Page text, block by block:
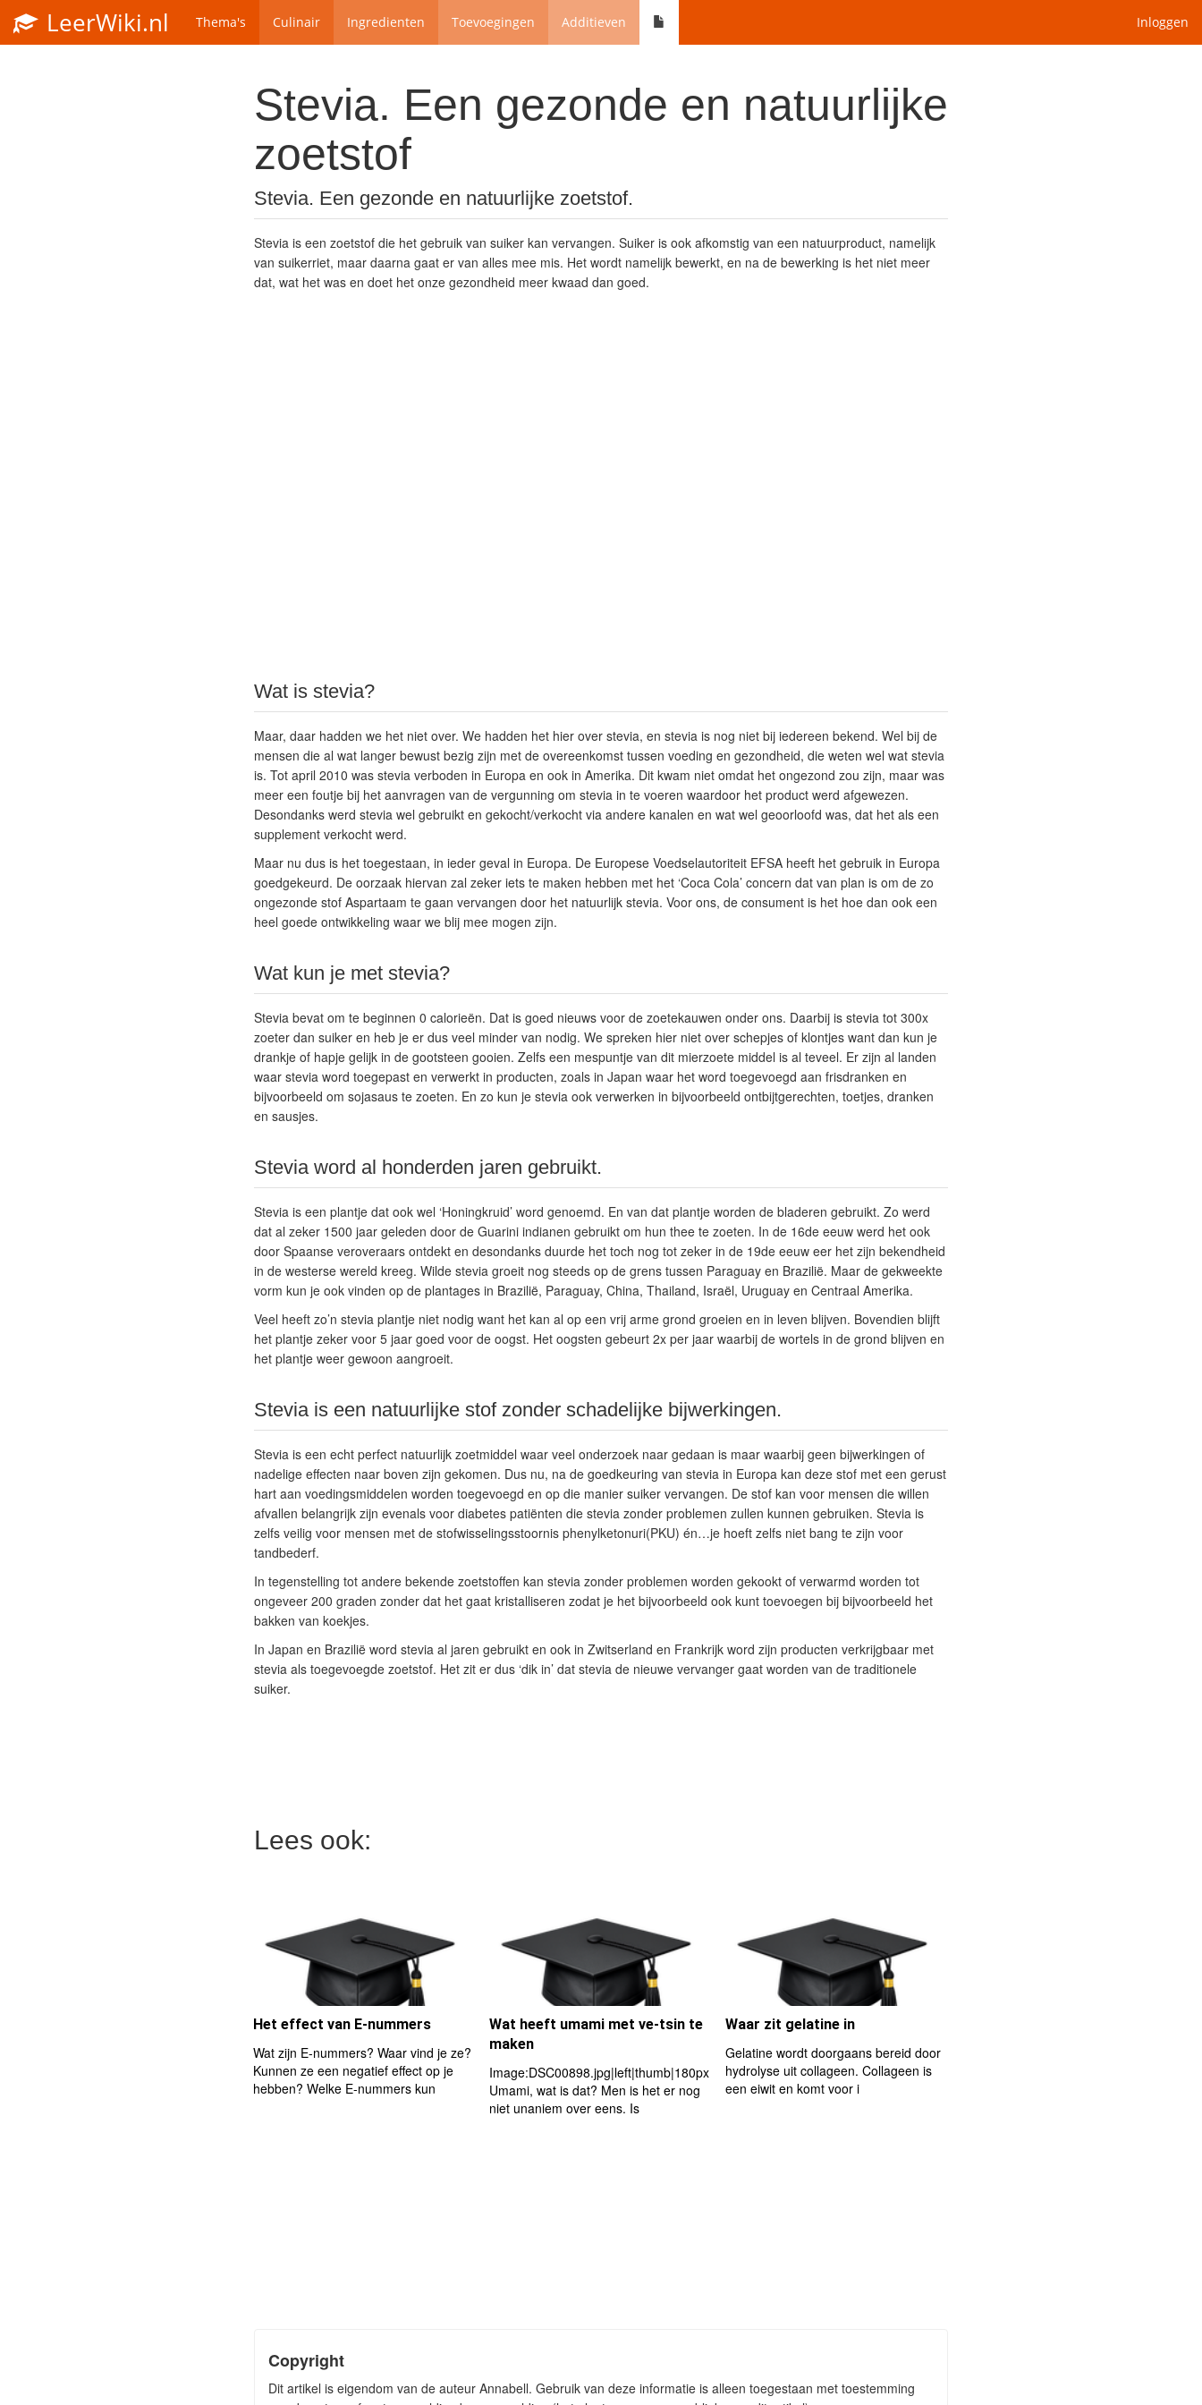
LeerWiki.nl Thema's Culinair Ingredienten Toevoegingen Additieven Inloggen
Stevia. Een gezonde en natuurlijke
zoetstof
Stevia. Een gezonde en natuurlijke zoetstof.
Stevia is een zoetstof die het gebruik van suiker kan vervangen. Suiker is ook afkomstig van een natuurproduct, namelijk
van suikerriet, maar daarna gaat er van alles mee mis. Het wordt namelijk bewerkt, en na de bewerking is het niet meer
dat, wat het was en doet het onze gezondheid meer kwaad dan goed.
Wat is stevia?
Maar, daar hadden we het niet over. We hadden het hier over stevia, en stevia is nog niet bij iedereen bekend. Wel bij de
mensen die al wat langer bewust bezig zijn met de overeenkomst tussen voeding en gezondheid, die weten wel wat stevia
is. Tot april 2010 was stevia verboden in Europa en ook in Amerika. Dit kwam niet omdat het ongezond zou zijn, maar was
meer een foutje bij het aanvragen van de vergunning om stevia in te voeren waardoor het product werd afgewezen.
Desondanks werd stevia wel gebruikt en gekocht/verkocht via andere kanalen en wat wel geoorloofd was, dat het als een
supplement verkocht werd.
Maar nu dus is het toegestaan, in ieder geval in Europa. De Europese Voedselautoriteit EFSA heeft het gebruik in Europa
goedgekeurd. De oorzaak hiervan zal zeker iets te maken hebben met het ‘Coca Cola’ concern dat van plan is om de zo
ongezonde stof Aspartaam te gaan vervangen door het natuurlijk stevia. Voor ons, de consument is het hoe dan ook een
heel goede ontwikkeling waar we blij mee mogen zijn.
Wat kun je met stevia?
Stevia bevat om te beginnen 0 calorieën. Dat is goed nieuws voor de zoetekauwen onder ons. Daarbij is stevia tot 300x
zoeter dan suiker en heb je er dus veel minder van nodig. We spreken hier niet over schepjes of klontjes want dan kun je
drankje of hapje gelijk in de gootsteen gooien. Zelfs een mespuntje van dit mierzoete middel is al teveel. Er zijn al landen
waar stevia word toegepast en verwerkt in producten, zoals in Japan waar het word toegevoegd aan frisdranken en
bijvoorbeeld om sojasaus te zoeten. En zo kun je stevia ook verwerken in bijvoorbeeld ontbijtgerechten, toetjes, dranken
en sausjes.
Stevia word al honderden jaren gebruikt.
Stevia is een plantje dat ook wel ‘Honingkruid’ word genoemd. En van dat plantje worden de bladeren gebruikt. Zo werd
dat al zeker 1500 jaar geleden door de Guarini indianen gebruikt om hun thee te zoeten. In de 16de eeuw werd het ook
door Spaanse veroveraars ontdekt en desondanks duurde het toch nog tot zeker in de 19de eeuw eer het zijn bekendheid
in de westerse wereld kreeg. Wilde stevia groeit nog steeds op de grens tussen Paraguay en Brazilië. Maar de gekweekte
vorm kun je ook vinden op de plantages in Brazilië, Paraguay, China, Thailand, Israël, Uruguay en Centraal Amerika.
Veel heeft zo’n stevia plantje niet nodig want het kan al op een vrij arme grond groeien en in leven blijven. Bovendien blijft
het plantje zeker voor 5 jaar goed voor de oogst. Het oogsten gebeurt 2x per jaar waarbij de wortels in de grond blijven en
het plantje weer gewoon aangroeit.
Stevia is een natuurlijke stof zonder schadelijke bijwerkingen.
Stevia is een echt perfect natuurlijk zoetmiddel waar veel onderzoek naar gedaan is maar waarbij geen bijwerkingen of
nadelige effecten naar boven zijn gekomen. Dus nu, na de goedkeuring van stevia in Europa kan deze stof met een gerust
hart aan voedingsmiddelen worden toegevoegd en op die manier suiker vervangen. De stof kan voor mensen die willen
afvallen belangrijk zijn evenals voor diabetes patiënten die stevia zonder problemen zullen kunnen gebruiken. Stevia is
zelfs veilig voor mensen met de stofwisselingsstoornis phenylketonuri(PKU) én…je hoeft zelfs niet bang te zijn voor
tandbederf.
In tegenstelling tot andere bekende zoetstoffen kan stevia zonder problemen worden gekookt of verwarmd worden tot
ongeveer 200 graden zonder dat het gaat kristalliseren zodat je het bijvoorbeeld ook kunt toevoegen bij bijvoorbeeld het
bakken van koekjes.
In Japan en Brazilië word stevia al jaren gebruikt en ook in Zwitserland en Frankrijk word zijn producten verkrijgbaar met
stevia als toegevoegde zoetstof. Het zit er dus ‘dik in’ dat stevia de nieuwe vervanger gaat worden van de traditionele
suiker.
Lees ook:
Het effect van E-nummers
Wat zijn E-nummers? Waar vind je ze?
Kunnen ze een negatief effect op je
hebben? Welke E-nummers kun
Wat heeft umami met ve-tsin te
maken
Image:DSC00898.jpg|left|thumb|180px
Umami, wat is dat? Men is het er nog
niet unaniem over eens. Is
Waar zit gelatine in
Gelatine wordt doorgaans bereid door
hydrolyse uit collageen. Collageen is
een eiwit en komt voor i
Copyright
Dit artikel is eigendom van de auteur Annabell. Gebruik van deze informatie is alleen toegestaan met toestemming